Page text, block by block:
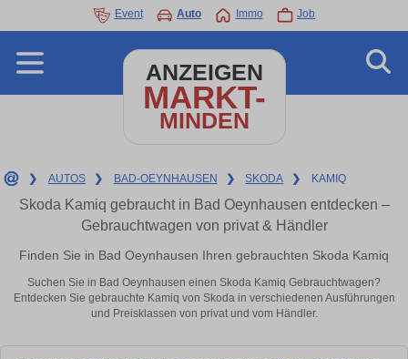
Event Auto Immo Job
ANZEIGEN
MARKT-
MINDEN
❯ AUTOS ❯ BAD-OEYNHAUSEN ❯ SKODA ❯ KAMIQ
Skoda Kamiq gebraucht in Bad Oeynhausen entdecken –
Gebrauchtwagen von privat & Händler
Finden Sie in Bad Oeynhausen Ihren gebrauchten Skoda Kamiq
Suchen Sie in Bad Oeynhausen einen Skoda Kamiq Gebrauchtwagen?
Entdecken Sie gebrauchte Kamiq von Skoda in verschiedenen Ausführungen
und Preisklassen von privat und vom Händler.